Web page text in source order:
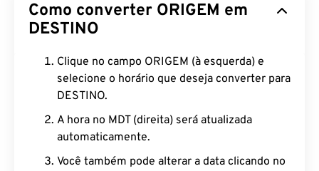
Como converter ORIGEM em
DESTINO
Clique no campo ORIGEM (à esquerda) e
selecione o horário que deseja converter para
DESTINO.
A hora no MDT (direita) será atualizada
automaticamente.
Você também pode alterar a data clicando no